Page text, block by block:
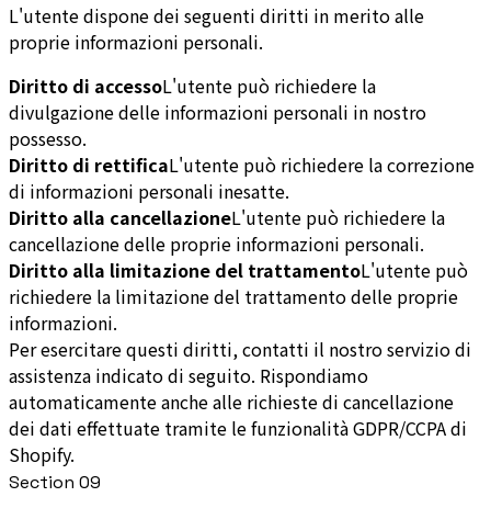
L'utente dispone dei seguenti diritti in merito alle
proprie informazioni personali.
Diritto di accessoL'utente può richiedere la
divulgazione delle informazioni personali in nostro
possesso.
Diritto di rettificaL'utente può richiedere la correzione
di informazioni personali inesatte.
Diritto alla cancellazioneL'utente può richiedere la
cancellazione delle proprie informazioni personali.
Diritto alla limitazione del trattamentoL'utente può
richiedere la limitazione del trattamento delle proprie
informazioni.
Per esercitare questi diritti, contatti il nostro servizio di
assistenza indicato di seguito. Rispondiamo
automaticamente anche alle richieste di cancellazione
dei dati effettuate tramite le funzionalità GDPR/CCPA di
Shopify.
Section 09